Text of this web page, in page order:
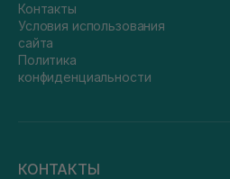
Контакты
Условия использования
сайта
Политика
конфиденциальности
КОНТАКТЫ